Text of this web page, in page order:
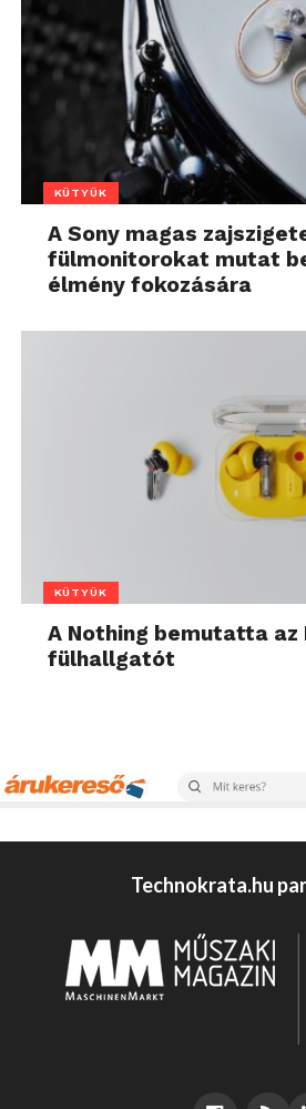
KÜTYÜK
A Sony magas
fülmonitorokat mutat
élmény fokozására
KÜTYÜK
A Nothing bemutatta az
fülhallgatót
Technokrata.hu